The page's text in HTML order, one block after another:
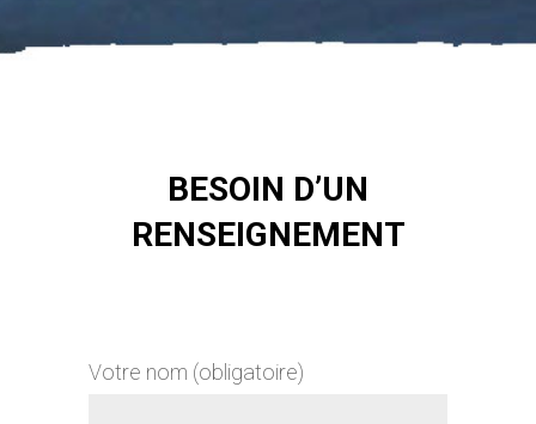
BESOIN D’UN
RENSEIGNEMENT
Votre nom (obligatoire)